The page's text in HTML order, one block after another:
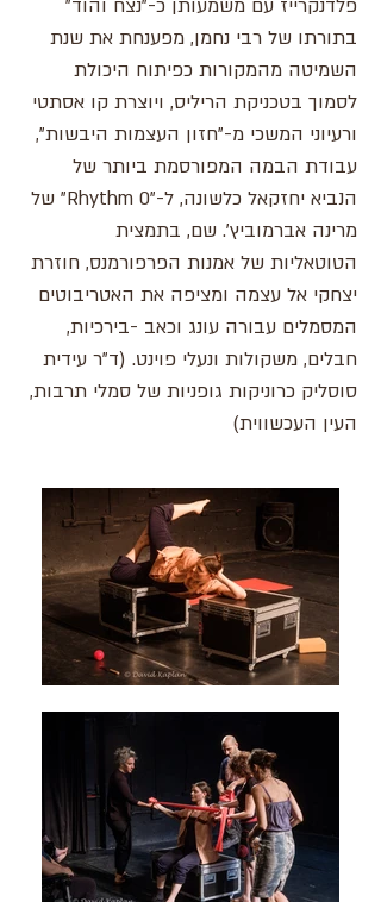
פלדנקרייז עם משמעותן כ-"נצח והוד"
בתורתו של רבי נחמן, מפענחת את שנת
השמיטה מהמקורות כפיתוח היכולת
לסמוך בטכניקת הריליס, ויוצרת קו אסתטי
ורעיוני המשכי מ-"חזון העצמות היבשות",
עבודת הבמה המפורסמת ביותר של
הנביא יחזקאל כלשונה, ל-"Rhythm 0" של
מרינה אברמוביץ'. שם, בתמצית
הטוטאליות של אמנות הפרפורמנס, חוזרת
יצחקי אל עצמה ומציפה את האטריבוטים
המסמלים עבורה עונג וכאב -בירכיות,
חבלים, משקולות ונעלי פוינט. (ד"ר עידית
סוסליק כרוניקות גופניות של סמלי תרבות,
העין העכשווית)